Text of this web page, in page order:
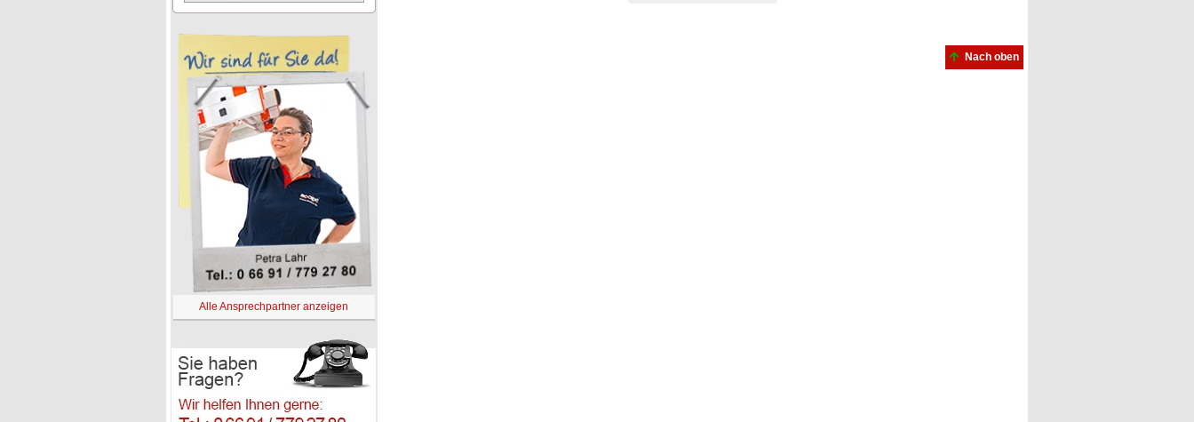
Alle Ansprechpartner anzeigen
Nach oben